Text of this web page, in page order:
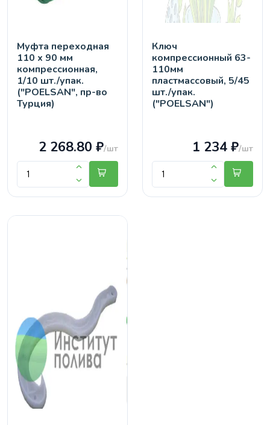
Муфта переходная
110 х 90 мм
компрессионная,
1/10 шт./упак.
("POELSAN", пр-во
Турция)
2 268.80 ₽/шт
Ключ
компрессионный 63-
110мм
пластмассовый, 5/45
шт./упак.
("POELSAN")
1 234 ₽/шт